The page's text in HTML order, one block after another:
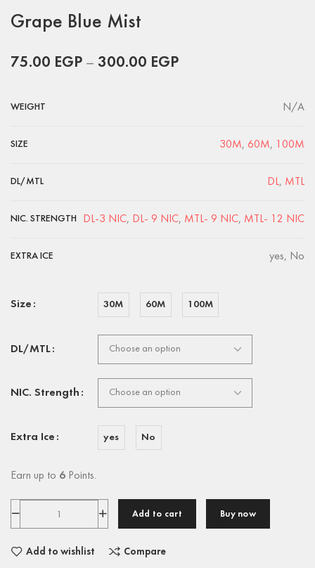
Grape Blue Mist
75.00 EGP – 300.00 EGP
WEIGHT N/A
SIZE 30M, 60M, 100M
DL/MTL DL, MTL
NIC. STRENGTH DL-3 NIC, DL- 9 NIC, MTL- 9 NIC, MTL- 12 NIC
EXTRA ICE yes, No
Size 30M 60M 100M
DL/MTL
NIC. Strength
Extra Ice yes No
Earn up to 6 Points.
Add to cart Buy now
Add to wishlist Compare